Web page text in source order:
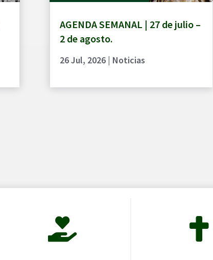
AGENDA SEMANAL | 27 de julio –
2 de agosto.
26 Jul, 2026| Noticias
 